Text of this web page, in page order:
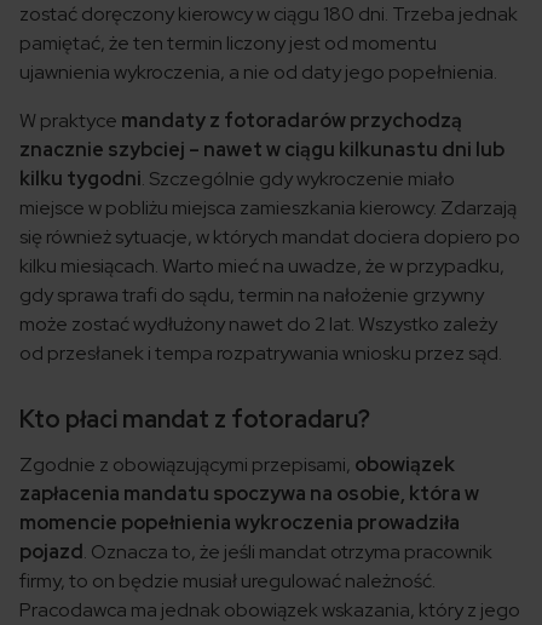
zostać doręczony kierowcy w ciągu 180 dni. Trzeba jednak
pamiętać, że ten termin liczony jest od momentu
ujawnienia wykroczenia, a nie od daty jego popełnienia.
W praktyce mandaty z fotoradarów przychodzą
znacznie szybciej – nawet w ciągu kilkunastu dni lub
kilku tygodni. Szczególnie gdy wykroczenie miało
miejsce w pobliżu miejsca zamieszkania kierowcy. Zdarzają
się również sytuacje, w których mandat dociera dopiero po
kilku miesiącach. Warto mieć na uwadze, że w przypadku,
gdy sprawa trafi do sądu, termin na nałożenie grzywny
może zostać wydłużony nawet do 2 lat. Wszystko zależy
od przesłanek i tempa rozpatrywania wniosku przez sąd.
Kto płaci mandat z fotoradaru?
Zgodnie z obowiązującymi przepisami, obowiązek
zapłacenia mandatu spoczywa na osobie, która w
momencie popełnienia wykroczenia prowadziła
pojazd. Oznacza to, że jeśli mandat otrzyma pracownik
firmy, to on będzie musiał uregulować należność.
Pracodawca ma jednak obowiązek wskazania, który z jego